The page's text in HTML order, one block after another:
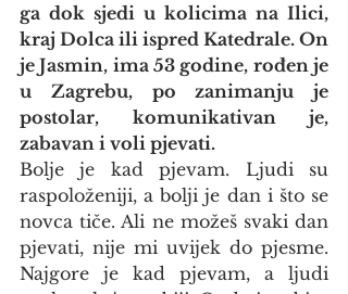
ga dok sjedi u kolicima na Ilici,
kraj Dolca ili ispred Katedrale. On
je Jasmin, ima 53 godine, rođen je
u Zagrebu, po zanimanju je
postolar, komunikativan je,
zabavan i voli pjevati.
Bolje je kad pjevam. Ljudi su
raspoloženiji, a bolji je dan i što se
novca tiče. Ali ne možeš svaki dan
pjevati, nije mi uvijek do pjesme.
Najgore je kad pjevam, a ljudi